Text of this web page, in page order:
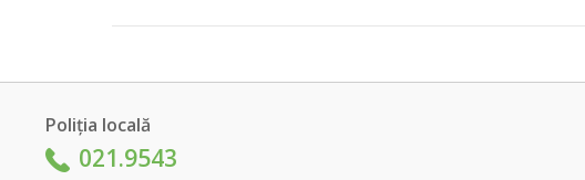
Poliția locală
021.9543